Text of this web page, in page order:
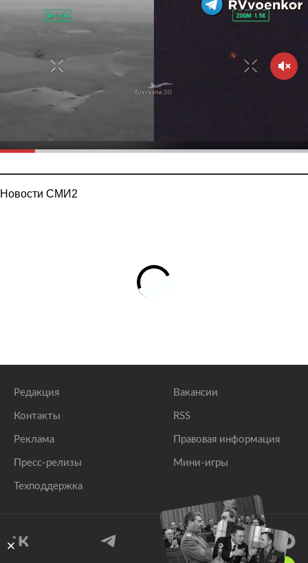
Новости СМИ2
Редакция
Контакты
Реклама
Пресс-релизы
Техподдержка
Вакансии
RSS
Правовая информация
Мини-игры